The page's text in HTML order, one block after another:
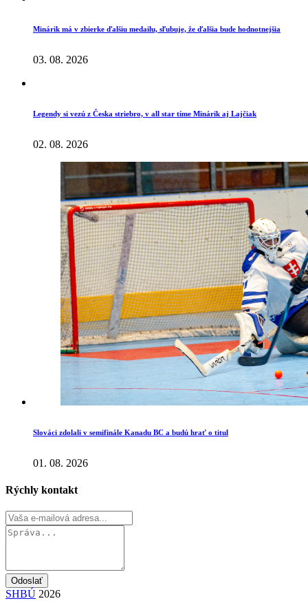
Minárik má v zbierke ďalšiu medailu, sľubuje, že ďalšia bude hodnotnejšia
03. 08. 2026
Legendy si vezú z Česka striebro, v all star tíme Minárik aj Lajčiak
02. 08. 2026
Slováci zdolali v semifinále Kanadu BC a budú hrať o titul
01. 08. 2026
Rýchly kontakt
Odoslať
SHBÚ 2026